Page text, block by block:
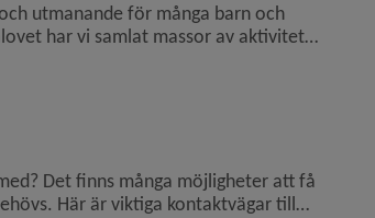
utmanande för många barn och
Det finns många möjligheter att få
Här är viktiga kontaktvägar till